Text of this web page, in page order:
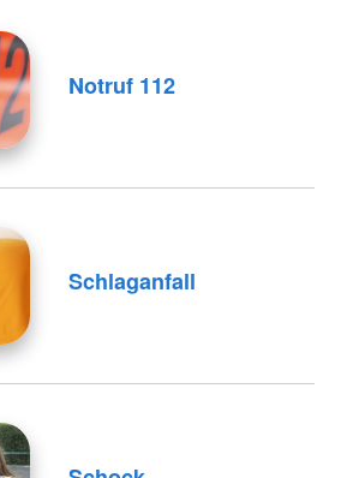
Notruf 112
Schlaganfall